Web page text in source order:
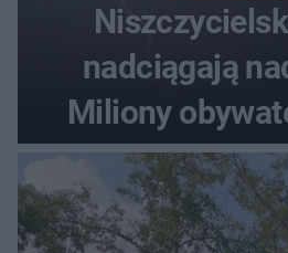
nadciągają
Miliony
wiadomości